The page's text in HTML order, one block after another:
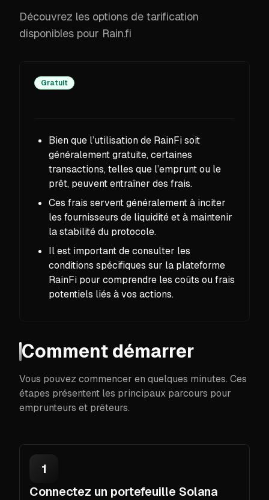
Découvrez les options de tarification
disponibles pour Rain.fi
Gratuit
Bien que l’utilisation de RainFi soit
généralement gratuite, certaines
transactions, telles que l’emprunt ou le
prêt, peuvent entraîner des frais.
Ces frais servent généralement à inciter
les fournisseurs de liquidité et à maintenir
la stabilité du protocole.
Il est important de consulter les
conditions spécifiques sur la plateforme
RainFi pour comprendre les coûts ou frais
potentiels liés à vos actions.
Comment démarrer
Vous pouvez commencer en quelques minutes. Ces
étapes présentent les principaux parcours pour
emprunteurs et prêteurs.
1
Connectez un portefeuille Solana